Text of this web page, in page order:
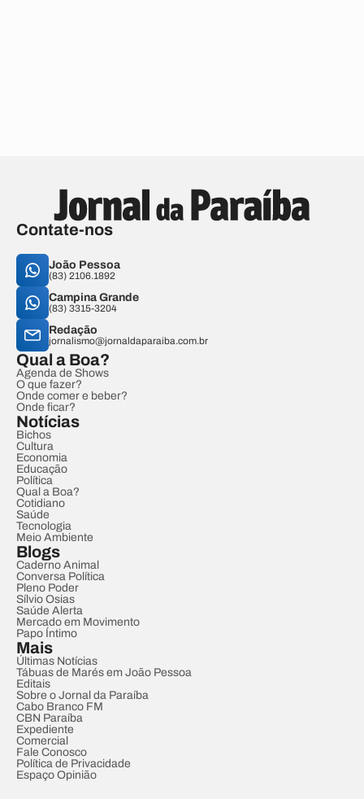
Contate-nos
João Pessoa
(83) 2106.1892
Campina Grande
(83) 3315-3204
Redação
jornalismo@jornaldaparaiba.com.br
Qual a Boa?
Agenda de Shows
O que fazer?
Onde comer e beber?
Onde ficar?
Notícias
Bichos
Cultura
Economia
Educação
Política
Qual a Boa?
Cotidiano
Saúde
Tecnologia
Meio Ambiente
Blogs
Caderno Animal
Conversa Política
Pleno Poder
Sílvio Osias
Saúde Alerta
Mercado em Movimento
Papo Íntimo
Mais
Últimas Notícias
Tábuas de Marés em João Pessoa
Editais
Sobre o Jornal da Paraíba
Cabo Branco FM
CBN Paraíba
Expediente
Comercial
Fale Conosco
Política de Privacidade
Espaço Opinião